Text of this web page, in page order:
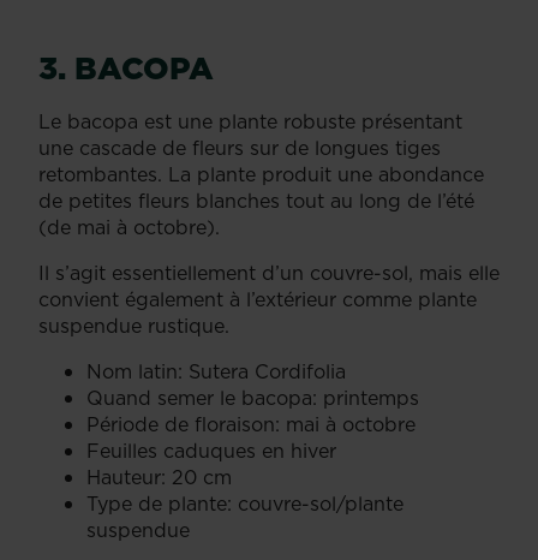
3. BACOPA
Le bacopa est une plante robuste présentant
une cascade de fleurs sur de longues tiges
retombantes. La plante produit une abondance
de petites fleurs blanches tout au long de l’été
(de mai à octobre).
Il s’agit essentiellement d’un couvre-sol, mais elle
convient également à l’extérieur comme plante
suspendue rustique.
Nom latin: Sutera Cordifolia
Quand semer le bacopa: printemps
Période de floraison: mai à octobre
Feuilles caduques en hiver
Hauteur: 20 cm
Type de plante: couvre-sol/plante
suspendue